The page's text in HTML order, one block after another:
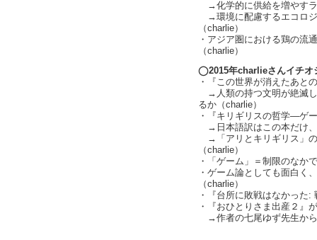
→化学的に供給を増やすラ
→環境に配慮するエコロジ
（charlie）
・アジア圏における鶏の流
（charlie）
◯2015年charlieさんイチオ
・『この世界が消えたあと
→人類の持つ文明が絶滅し
るか（charlie）
・『キリギリスの哲学―ゲ
→日本語訳はこの本だけ
→「アリとキリギリス」
（charlie）
・「ゲーム」＝制限のなか
・ゲーム論としても面白く
（charlie）
・『台所に敗戦はなかった
・『おひとりさま出産２』
→作者の七尾ゆず先生か